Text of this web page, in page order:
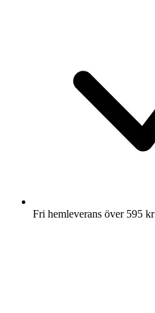
Fri hemleverans över 595 kr